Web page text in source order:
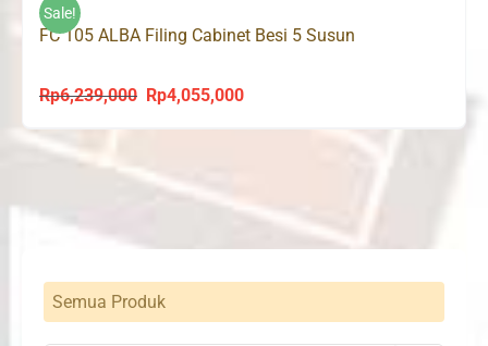
Sale!
FC 105 ALBA Filing Cabinet Besi 5 Susun
Rp6,239,000
Original
Rp6,239,000.
Rp4,055,000Current
Semua Produk